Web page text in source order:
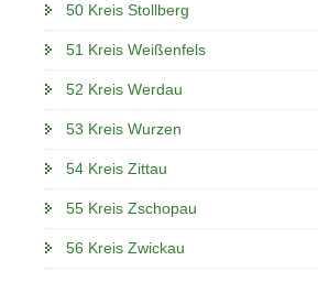
50 Kreis Stollberg
51 Kreis Weißenfels
52 Kreis Werdau
53 Kreis Wurzen
54 Kreis Zittau
55 Kreis Zschopau
56 Kreis Zwickau